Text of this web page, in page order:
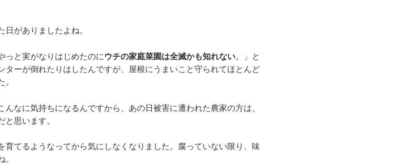
日がありましたよね。
っと実がなりはじめたのに ウチの家庭菜園は全滅かも知れない。」と
ターが倒れたりはしたんですが、屋根にうまいこと守られてほとんど
。
んなに気持ちになるんですから、あの日被害に遭われた農家の方は、
と思います。
育てるようなってから気にしなくなりました。腐っていない限り、味
。